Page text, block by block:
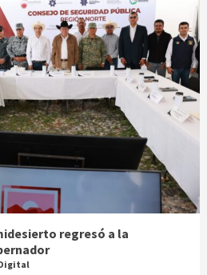
a productores 100 mdp en